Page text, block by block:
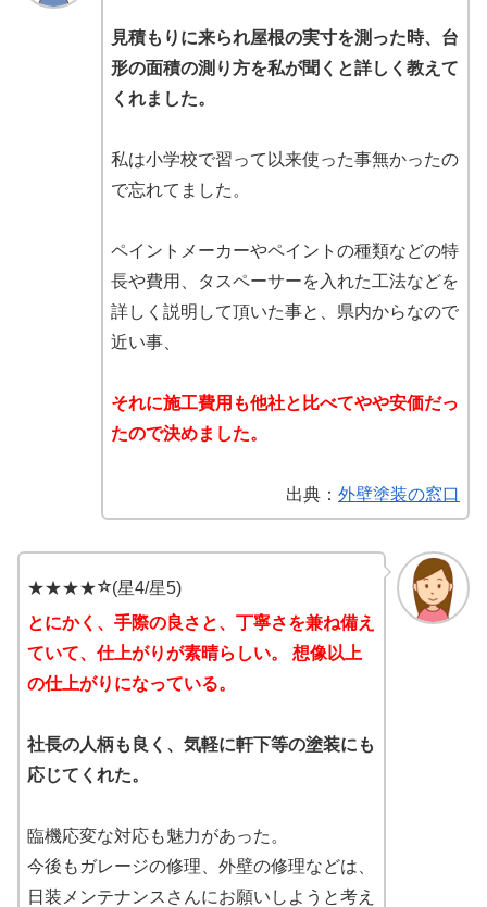
見積もりに来られ屋根の実寸を測った時、台
形の面積の測り方を私が聞くと詳しく教えて
くれました。
私は小学校で習って以来使った事無かったの
で忘れてました。
ペイントメーカーやペイントの種類などの特
長や費用、タスペーサーを入れた工法などを
詳しく説明して頂いた事と、県内からなので
近い事、
それに施工費用も他社と比べてやや安価だっ
たので決めました。
出典： 外壁塗装の窓口
★★★★⭐︎(星4/星5)
とにかく、手際の良さと、丁寧さを兼ね備え
ていて、仕上がりが素晴らしい。 想像以上
の仕上がりになっている。
社長の人柄も良く、気軽に軒下等の塗装にも
応じてくれた。
臨機応変な対応も魅力があった。
今後もガレージの修理、外壁の修理などは、
日装メンテナンスさんにお願いしようと考え